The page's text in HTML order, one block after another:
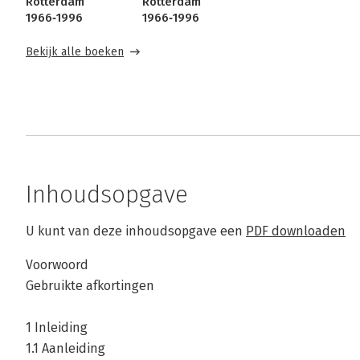
1966‐1996
1966‐1996
Bekijk alle boeken
Inhoudsopgave
U kunt van deze inhoudsopgave een PDF downloaden
Voorwoord
Gebruikte afkortingen
1 Inleiding
1.1 Aanleiding